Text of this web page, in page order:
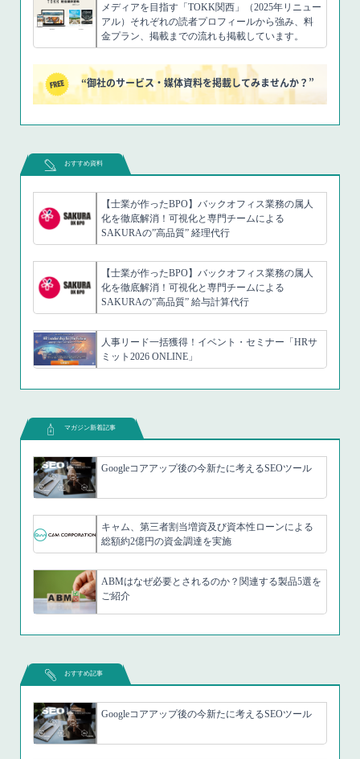
メディアを目指す「TOKK関西」（2025年リニュー
アル）それぞれの読者プロフィールから強み、料
金プラン、掲載までの流れも掲載しています。
“御社のサービス・媒体資料を掲載してみませんか？”
おすすめ資料
【士業が作ったBPO】バックオフィス業務の属人
化を徹底解消！可視化と専門チームによる
SAKURAの”高品質” 経理代行
【士業が作ったBPO】バックオフィス業務の属人
化を徹底解消！可視化と専門チームによる
SAKURAの”高品質” 給与計算代行
人事リード一括獲得！イベント・セミナー「HRサ
ミット2026 ONLINE」
マガジン新着記事
Googleコアアップ後の今新たに考えるSEOツール
キャム、第三者割当増資及び資本性ローンによる
総額約2億円の資金調達を実施
ABMはなぜ必要とされるのか？関連する製品5選を
ご紹介
おすすめ記事
Googleコアアップ後の今新たに考えるSEOツール